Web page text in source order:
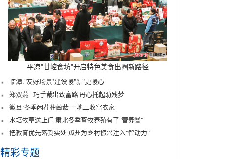
平凉"甘崆食坊"开启特色美食出圈新路径
临潭:"友好场景"建设暖"新"更暖心
郑双燕
巧手裁出致富路 丹心托起助残梦
徽县:冬季闲茬种菌菇 一地三收富农家
水培牧草送上门 肃北冬季畜牧养殖有了"营养餐"
把教育优先落到实处 瓜州为乡村振兴注入"智动力"
精彩专题